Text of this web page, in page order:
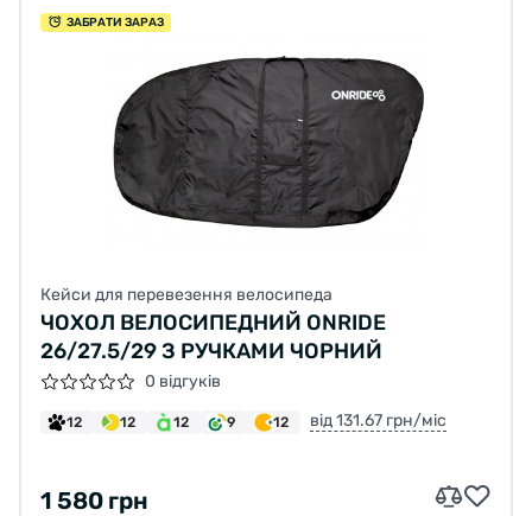
ЗАБРАТИ ЗАРАЗ
Кейси для перевезення велосипеда
ЧОХОЛ ВЕЛОСИПЕДНИЙ ONRIDE
26/27.5/29 З РУЧКАМИ ЧОРНИЙ
0 відгуків
12 12 12 9 12 від 131.67 грн/міс
1 580 грн